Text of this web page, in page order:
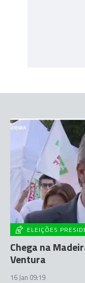
ELEIÇÕES
Chega na
Ventura
16 Jan 09:19